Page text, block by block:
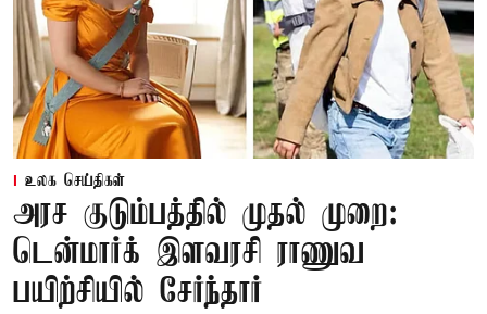
உலக செய்திகள்
அரச குடும்பத்தில் முதல் முறை:
டென்மார்க் இளவரசி ராணுவ
பயிற்சியில் சேர்ந்தார்